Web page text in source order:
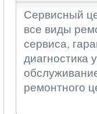
Сервисный
все виды
сервиса,
диагностика
ремонтного